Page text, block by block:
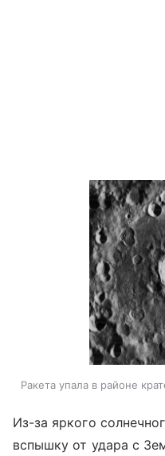
Ракета упала в районе
Из-за яркого
вспышку от удара с